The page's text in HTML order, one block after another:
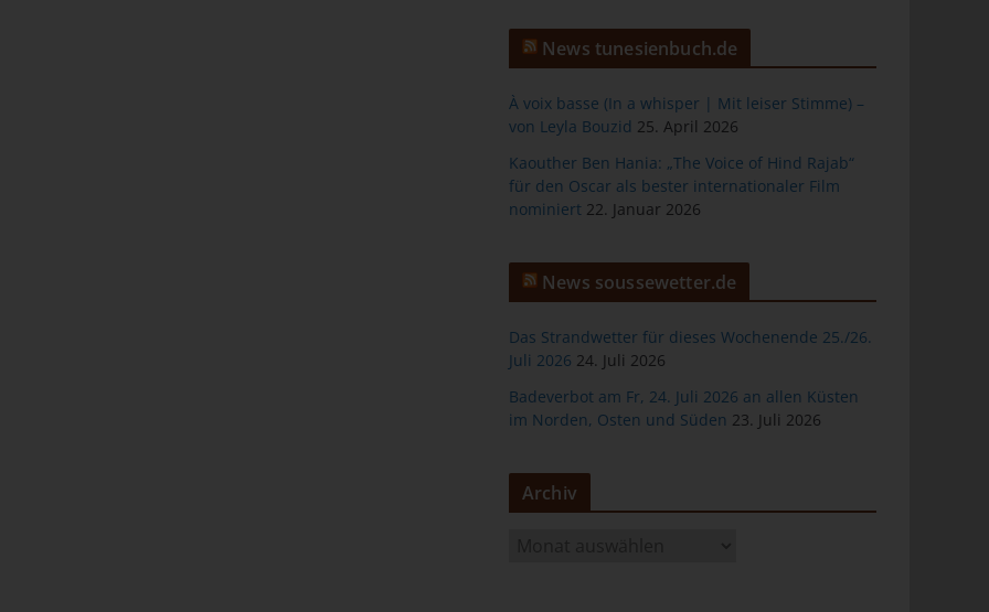
News tunesienbuch.de
À voix basse (In a whisper | Mit leiser Stimme) –
von Leyla Bouzid 25. April 2026
Kaouther Ben Hania: „The Voice of Hind Rajab“
für den Oscar als bester internationaler Film
nominiert 22. Januar 2026
News soussewetter.de
Das Strandwetter für dieses Wochenende 25./26.
Juli 2026 24. Juli 2026
Badeverbot am Fr, 24. Juli 2026 an allen Küsten
im Norden, Osten und Süden 23. Juli 2026
Archiv
ist jede von der betroffenen Person freiwillig für den bestimmten